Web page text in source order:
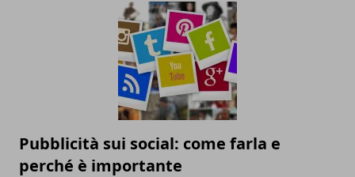
Pubblicità sui social: come farla e
perché è importante